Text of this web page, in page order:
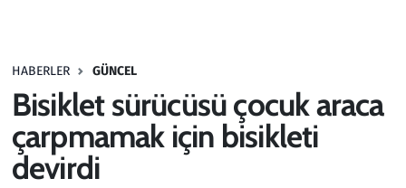
HABERLER GÜNCEL
Bisiklet sürücüsü çocuk araca
çarpmamak için bisikleti
devirdi
Haber
Kurumsal Haberler